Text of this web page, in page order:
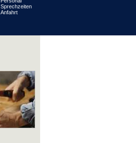
Sprechzeiten
Anfahrt